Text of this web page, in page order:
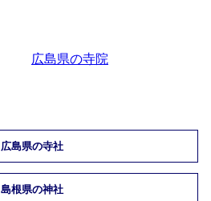
広島県の寺院
広島県の寺社
島根県の神社